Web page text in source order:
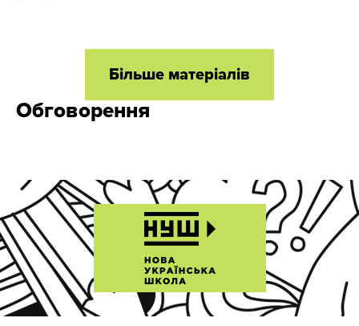
Більше матеріалів
Обговорення